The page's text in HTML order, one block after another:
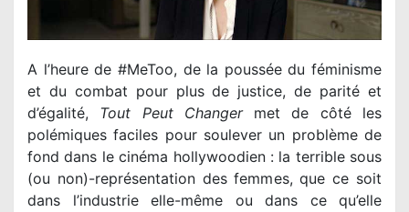
A l’heure de #MeToo, de la poussée du féminisme
et du combat pour plus de justice, de parité et
d’égalité, Tout Peut Changermet de côté les
polémiques faciles pour soulever un problème de
fond dans le cinéma hollywoodien : la terrible sous
(ou non)-représentation des femmes, que ce soit
dans l’industrie elle-même ou dans ce qu’elle